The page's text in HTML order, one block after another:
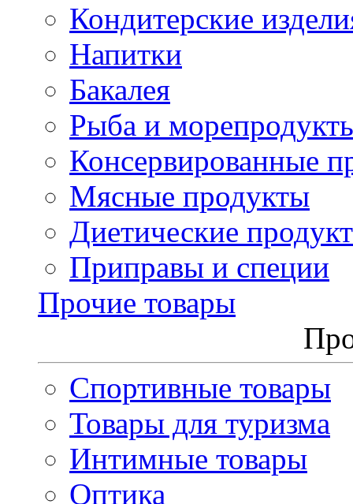
Кондитерские
Напитки
Бакалея
Рыба и
Консервированные
Мясные продукты
Диетические
Приправы и специи
Прочие товары
Спортивные товары
Товары для туризма
Интимные товары
Оптика